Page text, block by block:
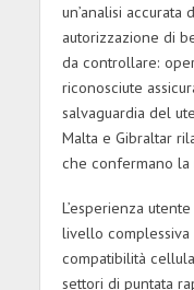
un’analisi accurata
autorizzazione di
da controllare:
riconosciute
salvaguardia del
Malta e Gibraltar
che confermano la
L’esperienza
livello
compatibilità
settori di puntata